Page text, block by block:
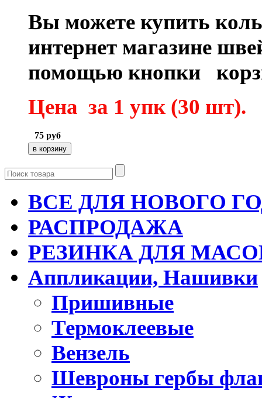
Вы можете купить
интернет магазине
помощью кнопки
Цена за 1 упк (30 шт).
75 руб
ВСЕ ДЛЯ НОВОГО
РАСПРОДАЖА
РЕЗИНКА ДЛЯ
Аппликации, Нашивки
Пришивные
Термоклеевые
Вензель
Шевроны гербы